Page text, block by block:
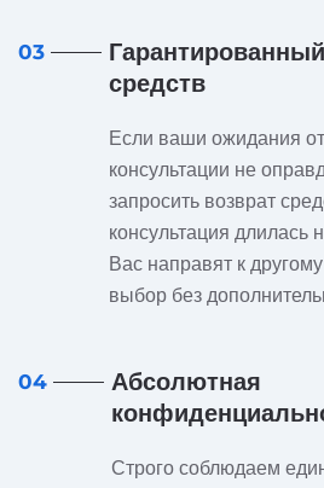
03
средств
Если ваши ожидания
консультации не
запросить возврат
консультация длилась
Вас направят к
выбор без
04
Абсолютная
Строго соблюдаем